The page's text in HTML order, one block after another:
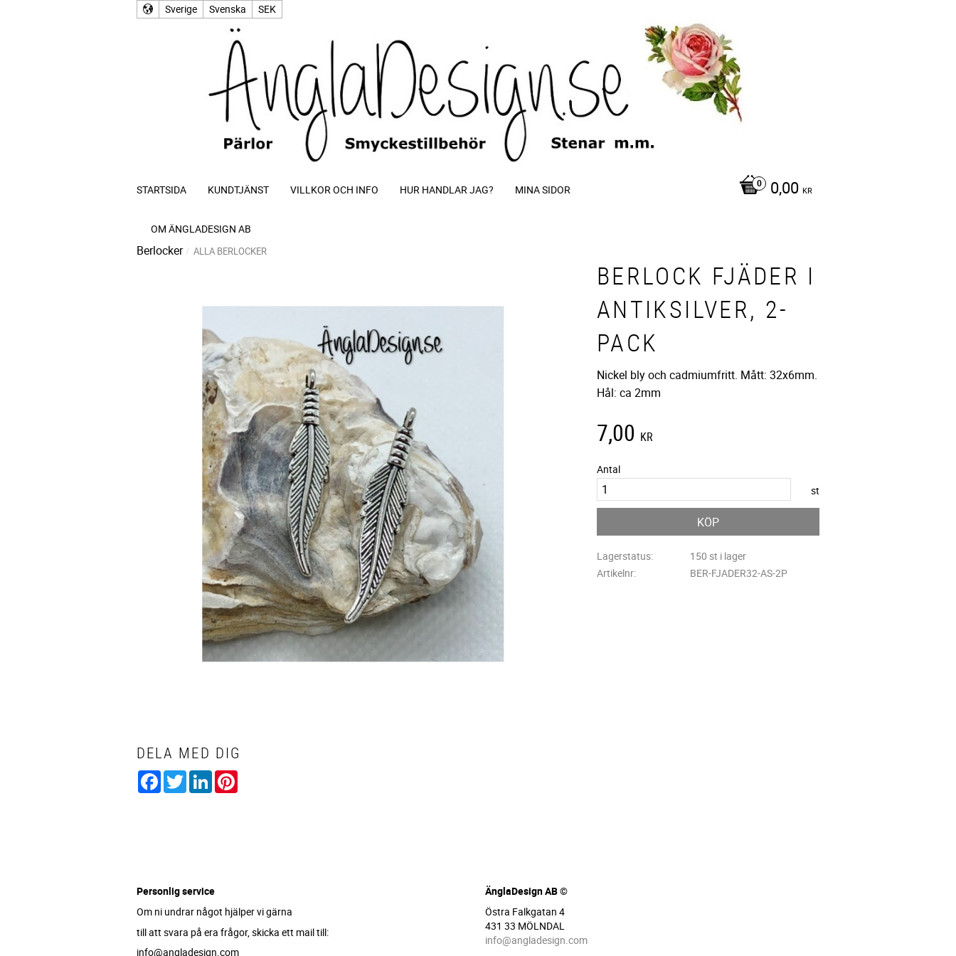
Sverige Svenska SEK
0,00 KR
STARTSIDA KUNDTJÄNST VILLKOR OCH INFO HUR HANDLAR JAG? MINA SIDOR
OM ÄNGLADESIGN AB
Berlocker ALLA BERLOCKER
BERLOCK FJÄDER I
ANTIKSILVER, 2-
PACK
Nickel bly och cadmiumfritt. Mått: 32x6mm.
Hål: ca 2mm
7,00 KR
Antal
st
KÖP
Lagerstatus
150 st i lager
Artikelnr
BER-FJADER32-AS-2P
DELA MED DIG
Facebook
TwitterLinkedIn
Personlig service
Om ni undrar något hjälper vi gärna
till att svara på era frågor, skicka ett mail till:
info@angladesign.com
ÄnglaDesign AB ©
Östra Falkgatan 4
431 33 MÖLNDAL
info@angladesign.com